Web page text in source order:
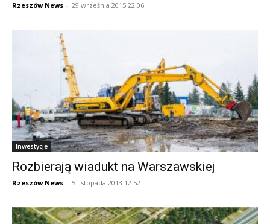
Rzeszów News - 29 września 2015 22:06
Inwestycje
Rozbierają wiadukt na Warszawskiej
Rzeszów News - 5 listopada 2013 12:52